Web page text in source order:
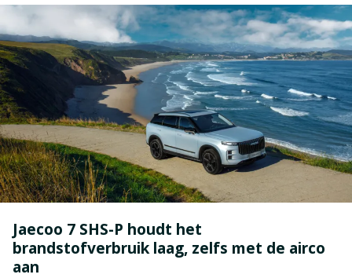
Jaecoo 7 SHS-P houdt het
brandstofverbruik laag, zelfs met de airco
aan